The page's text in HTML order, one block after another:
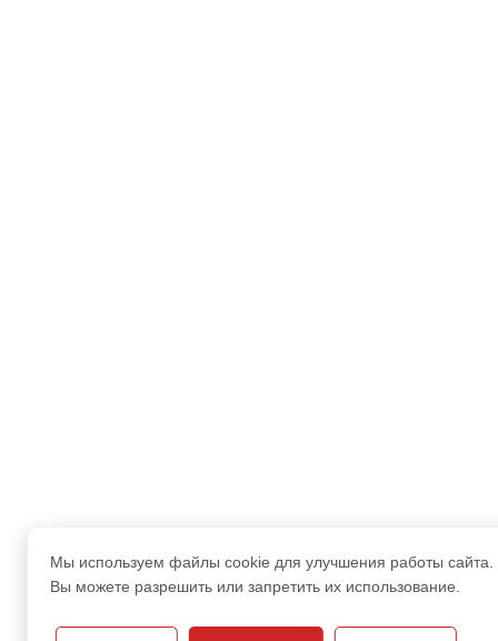
Мы используем файлы cookie для улучшения работы сайта.
Вы можете разрешить или запретить их использование.